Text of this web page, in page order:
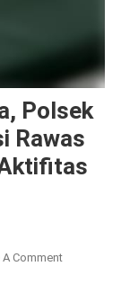
Polsek
Rawas
A CommentOn